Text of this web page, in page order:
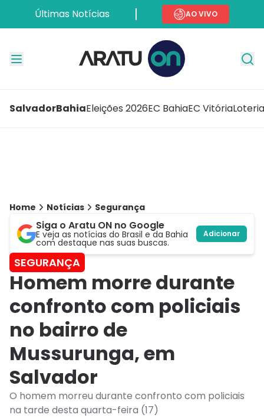
Últimas Notícias AO VIVO
SalvadorBahiaEleições 2026EC BahiaEC Vitória
Home Notícias Segurança
Siga o Aratu ON no Google
E veja as notícias do Brasil e da Bahia
com destaque nas suas buscas.
Adicionar
SEGURANÇA
Homem morre durante
confronto com policiais
no bairro de
Mussurunga, em
Salvador
O homem morreu durante confronto com policiais
na tarde desta quarta-feira (17)